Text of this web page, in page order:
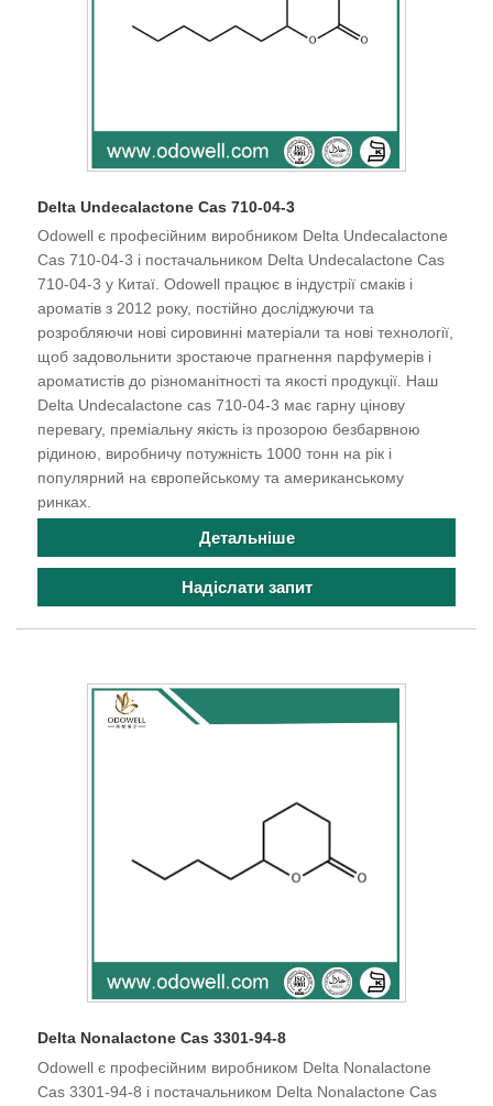
Delta Undecalactone Cas 710-04-3
Odowell є професійним виробником Delta Undecalactone
Cas 710-04-3 і постачальником Delta Undecalactone Cas
710-04-3 у Китаї. Odowell працює в індустрії смаків і
ароматів з 2012 року, постійно досліджуючи та
розробляючи нові сировинні матеріали та нові технології,
щоб задовольнити зростаюче прагнення парфумерів і
ароматистів до різноманітності та якості продукції. Наш
Delta Undecalactone cas 710-04-3 має гарну цінову
перевагу, преміальну якість із прозорою безбарвною
рідиною, виробничу потужність 1000 тонн на рік і
популярний на європейському та американському
ринках.
Детальніше
Надіслати запит
Delta Nonalactone Cas 3301-94-8
Odowell є професійним виробником Delta Nonalactone
Cas 3301-94-8 і постачальником Delta Nonalactone Cas